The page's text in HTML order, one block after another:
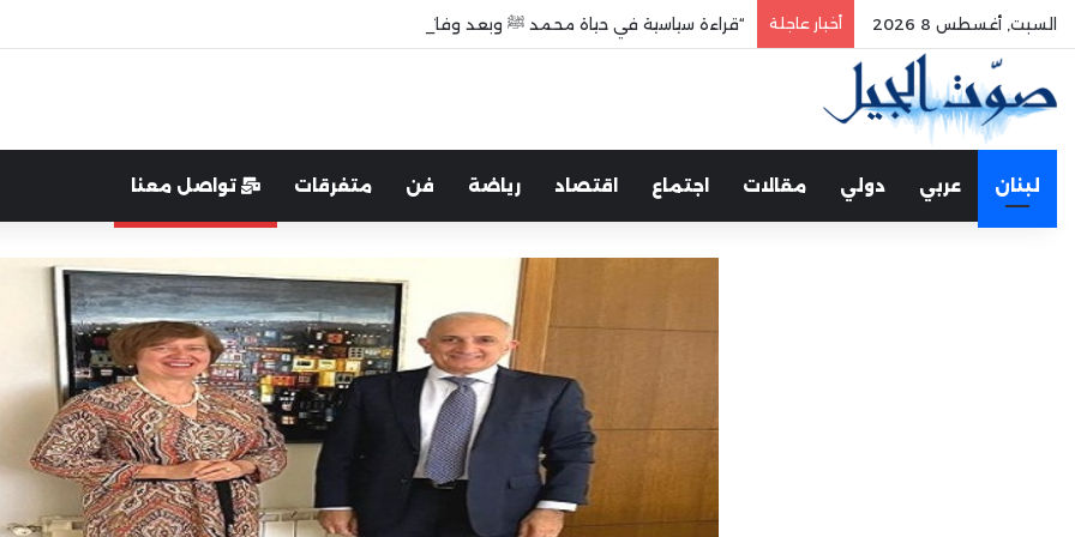
السبت, أغسطس 8 2026 أخبار عاجلة “قراءة سياسية في حياة محمد ﷺ وبعد وفاته”
لبنان عربي دولي مقالات اجتماع اقتصاد رياضة فن متفرقات تواصل معنا